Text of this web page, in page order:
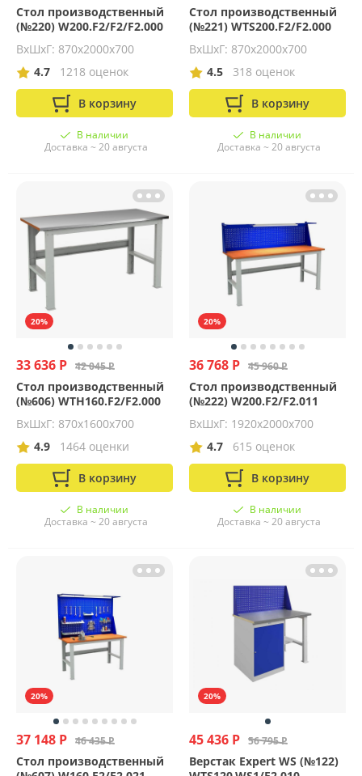
Стол производственный
(№220) W200.F2/F2/F2.000
ВхШхГ: 870х2000х700
4.7
1218 оценок
В корзину
В наличии
Доставка ~ 20 августа
Стол производственный
(№221) WTS200.F2/F2.000
ВхШхГ: 870х2000х700
4.5
318 оценок
В корзину
В наличии
Доставка ~ 20 августа
20%
33 636 Р 42 045 Р
Стол производственный
(№606) WTH160.F2/F2.000
ВхШхГ: 870х1600х700
4.9
1464 оценки
В корзину
В наличии
Доставка ~ 20 августа
20%
36 768 Р 45 960 Р
Стол производственный
(№222) W200.F2/F2.011
ВхШхГ: 1920х2000х700
4.7
615 оценок
В корзину
В наличии
Доставка ~ 20 августа
20%
37 148 Р 46 435 Р
Стол производственный
20%
45 436 Р 56 795 Р
Верстак Expert WS (№122)